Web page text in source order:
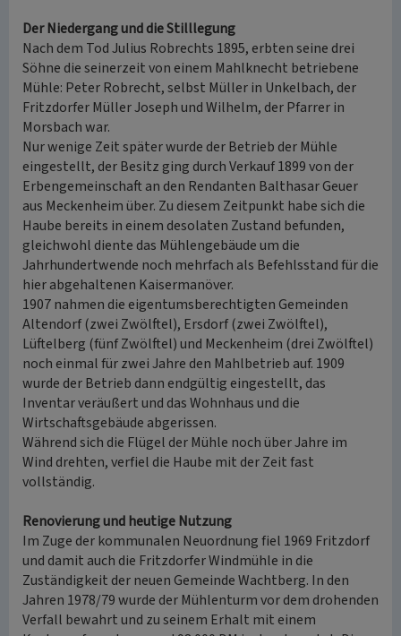
Der Niedergang und die Stilllegung
Nach dem Tod Julius Robrechts 1895, erbten seine drei
Söhne die seinerzeit von einem Mahlknecht betriebene
Mühle: Peter Robrecht, selbst Müller in Unkelbach, der
Fritzdorfer Müller Joseph und Wilhelm, der Pfarrer in
Morsbach war.
Nur wenige Zeit später wurde der Betrieb der Mühle
eingestellt, der Besitz ging durch Verkauf 1899 von der
Erbengemeinschaft an den Rendanten Balthasar Geuer
aus Meckenheim über. Zu diesem Zeitpunkt habe sich die
Haube bereits in einem desolaten Zustand befunden,
gleichwohl diente das Mühlengebäude um die
Jahrhundertwende noch mehrfach als Befehlsstand für die
hier abgehaltenen Kaisermanöver.
1907 nahmen die eigentumsberechtigten Gemeinden
Altendorf (zwei Zwölftel), Ersdorf (zwei Zwölftel),
Lüftelberg (fünf Zwölftel) und Meckenheim (drei Zwölftel)
noch einmal für zwei Jahre den Mahlbetrieb auf. 1909
wurde der Betrieb dann endgültig eingestellt, das
Inventar veräußert und das Wohnhaus und die
Wirtschaftsgebäude abgerissen.
Während sich die Flügel der Mühle noch über Jahre im
Wind drehten, verfiel die Haube mit der Zeit fast
vollständig.
Renovierung und heutige Nutzung
Im Zuge der kommunalen Neuordnung fiel 1969 Fritzdorf
und damit auch die Fritzdorfer Windmühle in die
Zuständigkeit der neuen Gemeinde Wachtberg. In den
Jahren 1978/79 wurde der Mühlenturm vor dem drohenden
Verfall bewahrt und zu seinem Erhalt mit einem